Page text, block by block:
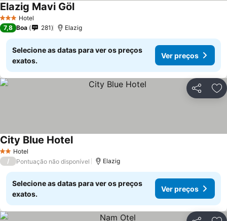
3 EstrelasHotel
Elazig Mavi GölVer preços
7,8 Boa 281 Elazig
Selecione as datas para ver os preços
exatos.
Ver preços
Partilhar
2 Estrelas
Hotel
City Blue HotelVer preços
/ Pontuação não disponível Elazig
Selecione as datas para ver os preços
exatos.
Ver preços